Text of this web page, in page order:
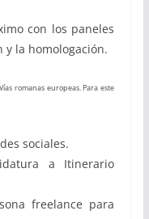
con los paneles
y la homologación.
romanas europeas. Para este
sociales.
a Itinerario
freelance para